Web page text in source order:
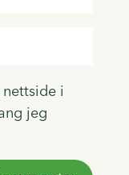
i
jeg